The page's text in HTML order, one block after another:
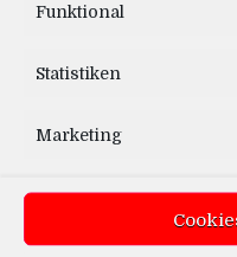
Funktional
Statistiken
Marketing